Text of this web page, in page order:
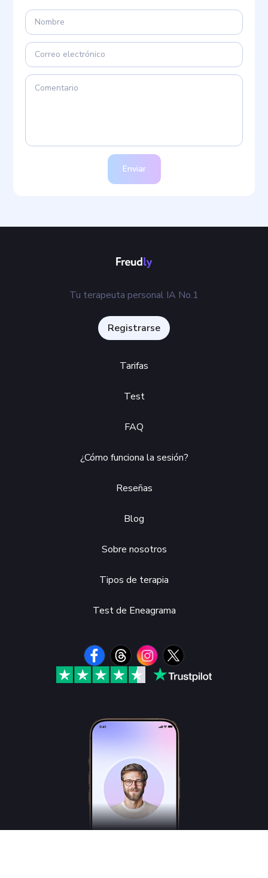
Enviar
Tu terapeuta personal IA No.1
Registrarse
Tarifas
Test
FAQ
¿Cómo funciona la sesión?
Reseñas
Blog
Sobre nosotros
Tipos de terapia
Test de Eneagrama